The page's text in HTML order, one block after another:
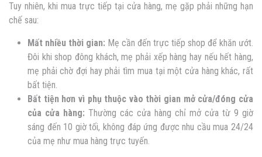
Tuy nhiên, khi mua trực tiếp tại cửa hàng, mẹ gặp phải những hạn
chế sau:
Mất nhiều thời gian: Mẹ cần đến trực tiếp shop để khăn ướt.
Đôi khi shop đông khách, mẹ phải xếp hàng hay nếu hết hàng,
mẹ phải chờ đợi hay phải tìm mua tại một cửa hàng khác, rất
bất tiện.
Bất tiện hơn vì phụ thuộc vào thời gian mở cửa/đóng cửa
của cửa hàng: Thường các cửa hàng chỉ mở cửa từ 9 giờ
sáng đến 10 giờ tối, không đáp ứng được nhu cầu mua 24/24
của mẹ như mua hàng trực tuyến.